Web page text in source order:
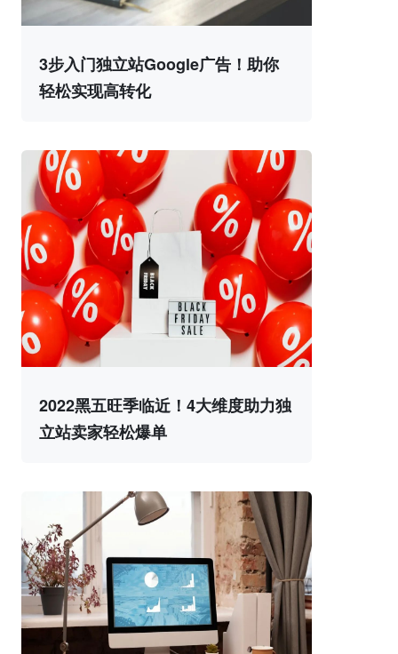
3步入门独立站Google广告！助你
轻松实现高转化
2022黑五旺季临近！4大维度助力独
立站卖家轻松爆单